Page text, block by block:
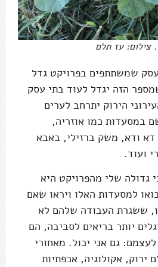
צילום: עז תלם
שמשתתפים בפרויקט גדל
שמספר הזה יגדל לעוד בתי עסק
הירוק יתרחב לערים
במסעדות כמו אוזריה,
דא ודא, משק ברזילי, באבא
ועוד.
גדולה שלי מהפרויקט היא
למסעדות האלו ויראו שאם
ששגרת העבודה שלהם לא
יותר בריאים לסביבה, הם
גם אני יכול. מאחורי
ירוק, אקולוגיה, אכפתיות